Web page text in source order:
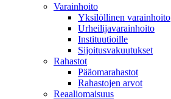
Varainhoito
Yksilöllinen varainhoito
Urheilijavarainhoito
Instituutioille
Sijoitusvakuutukset
Rahastot
Pääomarahastot
Rahastojen arvot
Reaaliomaisuus